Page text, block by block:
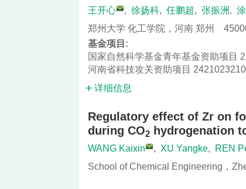
王开心 , 徐扬科, 任鹏超, 张振洲 ,
郑州大学 化工学院，河南 郑州
基金项目:
国家自然科学基金青年基金资助项目
河南省科技攻关资助项目
详细信息
Regulatory effect of Zr on
during CO2 hydrogenation
WANG Kaixin , XU Yangke, REN
School of Chemical Engineering，